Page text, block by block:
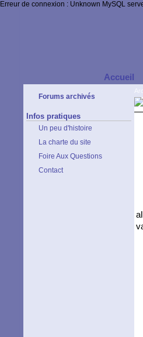
Erreur de connexion : Unknown MySQL
Accueil
Forums archivés
Infos pratiques
Un peu d'histoire
La charte du site
Foire Aux Questions
Contact